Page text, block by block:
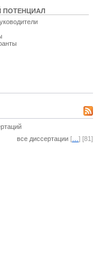
ПОТЕНЦИАЛ
все диссертации [ ] [81]